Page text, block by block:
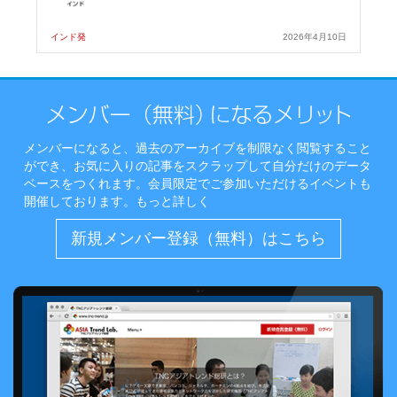
インド発 2026年4月10日
メンバーになると、過去のアーカイブを制限なく閲覧すること
ができ、お気に入りの記事をスクラップして自分だけのデータ
ベースをつくれます。会員限定でご参加いただけるイベントも
開催しております。
もっと詳しく
新規メンバー登録（無料）はこちら